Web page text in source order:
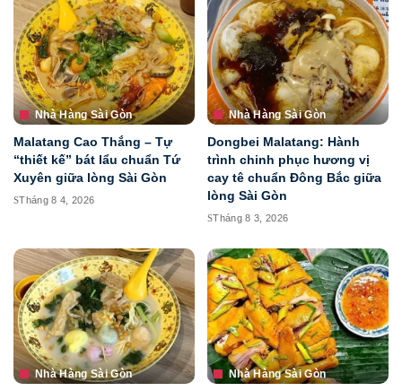
Nhà Hàng Sài Gòn
Malatang Cao Thắng – Tự
“thiết kế” bát lẩu chuẩn Tứ
Xuyên giữa lòng Sài Gòn
Tháng 8 4, 2026
Nhà Hàng Sài Gòn
Dongbei Malatang: Hành
trình chinh phục hương vị
cay tê chuẩn Đông Bắc giữa
lòng Sài Gòn
Tháng 8 3, 2026
Nhà Hàng Sài Gòn Nhà Hàng Sài Gòn